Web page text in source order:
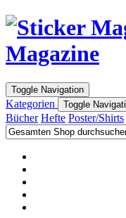
Magazine
Toggle Navigation
Kategorien Toggle
Bücher Hefte Poster/Shirts